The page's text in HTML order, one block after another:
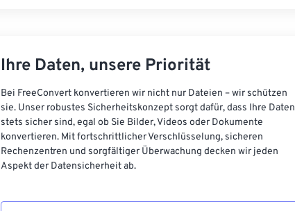
Ihre Daten, unsere Priorität
Bei FreeConvert konvertieren wir nicht nur Dateien – wir schützen
sie. Unser robustes Sicherheitskonzept sorgt dafür, dass Ihre Daten
stets sicher sind, egal ob Sie Bilder, Videos oder Dokumente
konvertieren. Mit fortschrittlicher Verschlüsselung, sicheren
Rechenzentren und sorgfältiger Überwachung decken wir jeden
Aspekt der Datensicherheit ab.